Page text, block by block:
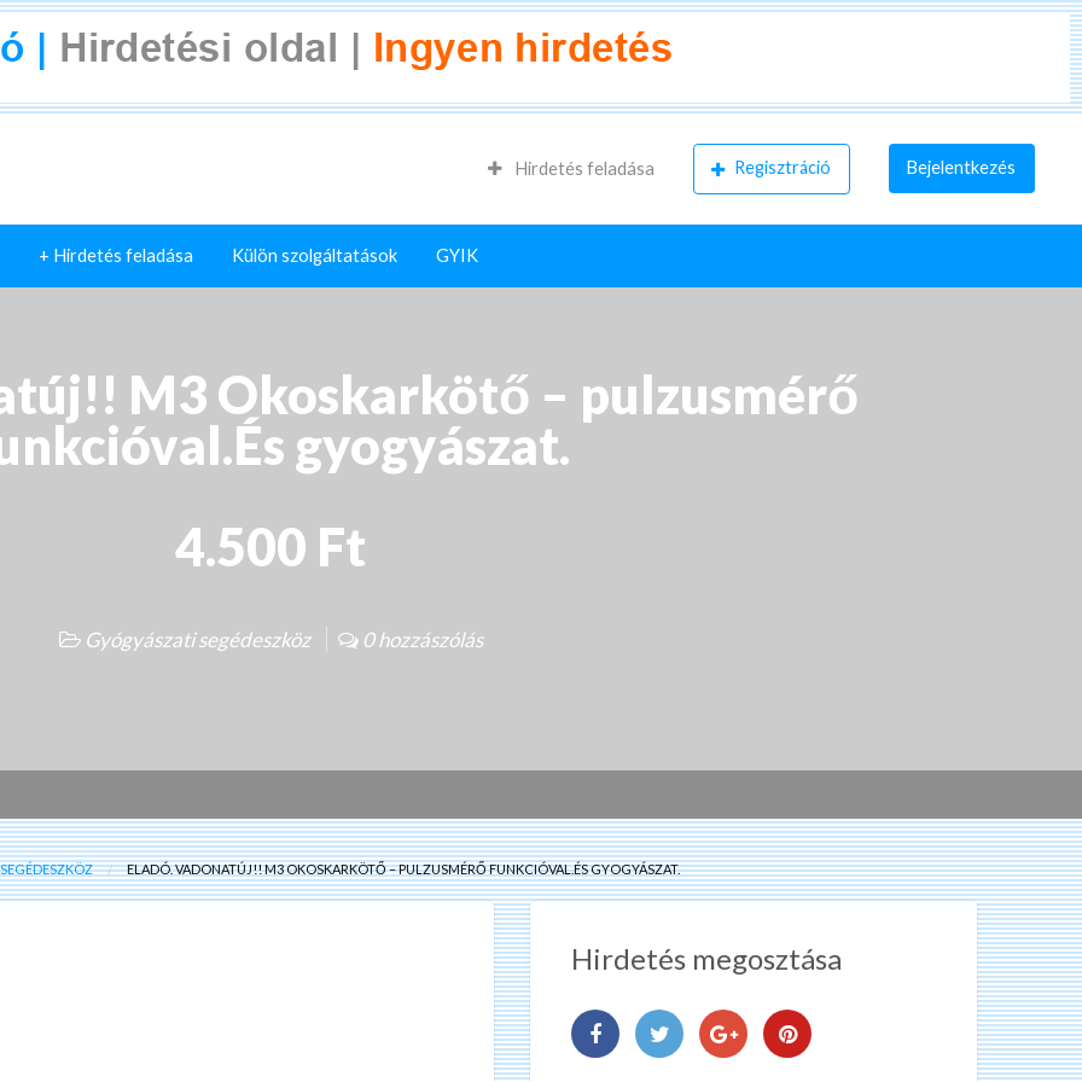
Hirdetés feladása Regisztráció Bejelentkezés
+ Hirdetés feladása Külön szolgáltatások GYIK
M3 Okoskarkötő – pulzusmérő
gyogyászat.
4.500 Ft
Gyógyászati segédeszköz 0 hozzászólás
ELADÓ. VADONATÚJ!! M3 OKOSKARKÖTŐ – PULZUSMÉRŐ FUNKCIÓVAL.ÉS GYOGYÁSZAT.
Hirdetés megosztása